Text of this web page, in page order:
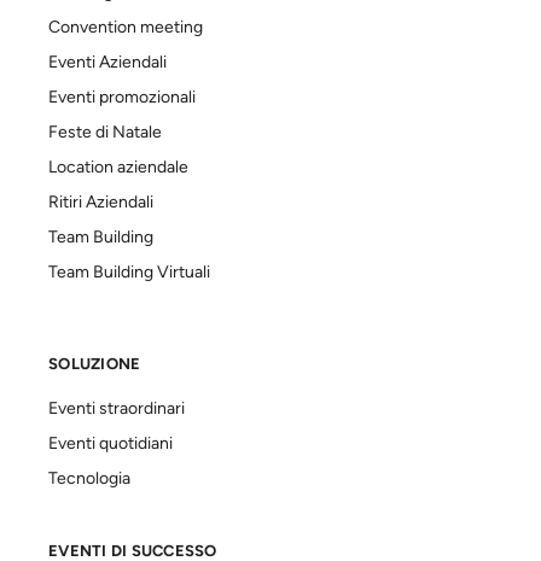
Convention meeting
Eventi Aziendali
Eventi promozionali
Feste di Natale
Location aziendale
Ritiri Aziendali
Team Building
Team Building Virtuali
SOLUZIONE
Eventi straordinari
Eventi quotidiani
Tecnologia
EVENTI DI SUCCESSO